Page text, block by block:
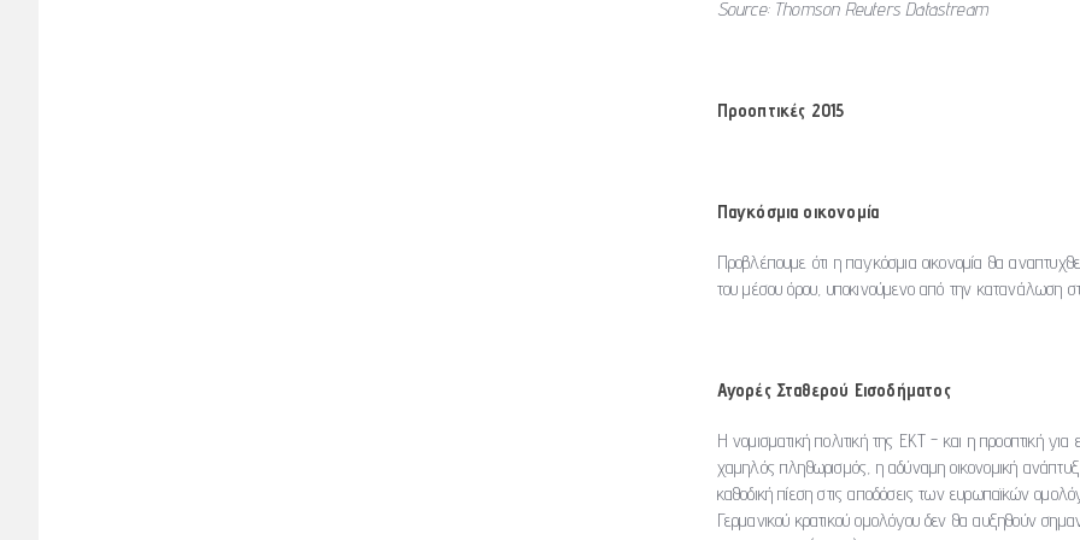
Source: Thomson Reuters Datastream
Προοπτικές 2015
Παγκόσμια οικονομία
Προβλέπουμε ότι η παγκόσμια οικονομία θα
του μέσου όρου, υποκινούμενο από την κατανάλωση
Αγορές Σταθερού Εισοδήματος
Η νομισματική πολιτική της ΕΚΤ - και η προοπτική
χαμηλός πληθωρισμός, η αδύναμη οικονομική
καθοδική πίεση στις αποδόσεις των ευρωπαϊκών
Γερμανικού κρατικού ομολόγου δεν θα αυξηθούν